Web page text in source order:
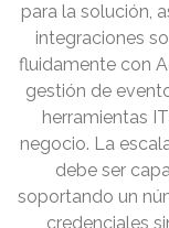
para la solución,
integraciones
fluidamente con
gestión de
herramientas
negocio. La
debe ser
soportando un
credenciales